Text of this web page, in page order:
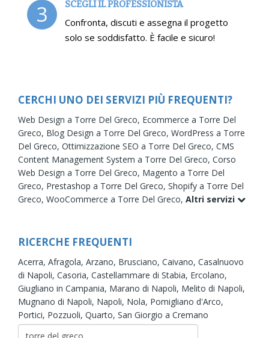
3 SCEGLI IL PROFESSIONISTA
Confronta, discuti e assegna il progetto
solo se soddisfatto. È facile e sicuro!
CERCHI UNO DEI SERVIZI PIÙ FREQUENTI?
Web Design a Torre Del Greco, Ecommerce a Torre Del
Greco, Blog Design a Torre Del Greco, WordPress a Torre
Del Greco, Ottimizzazione SEO a Torre Del Greco, CMS
Content Management System a Torre Del Greco, Corso
Web Design a Torre Del Greco, Magento a Torre Del
Greco, Prestashop a Torre Del Greco, Shopify a Torre Del
Greco, WooCommerce a Torre Del Greco, Altri servizi
RICERCHE FREQUENTI
Acerra, Afragola, Arzano, Brusciano, Caivano, Casalnuovo
di Napoli, Casoria, Castellammare di Stabia, Ercolano,
Giugliano in Campania, Marano di Napoli, Melito di Napoli,
Mugnano di Napoli, Napoli, Nola, Pomigliano d'Arco,
Portici, Pozzuoli, Quarto, San Giorgio a Cremano